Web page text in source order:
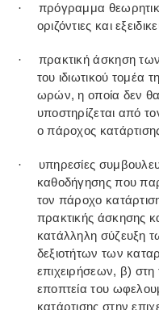
·
πρόγραμμα
οριζόντιες και
·
πρακτική άσκηση
του ιδιωτικού τομέα
ωρών, η οποία δεν θα
υποστηρίζεται από
ο πάροχος
·
υπηρεσίες
καθοδήγησης που
τον πάροχο
πρακτικής άσκησης
κατάλληλη σύζευξη
δεξιοτήτων των
επιχειρήσεων, β)
εποπτεία του
κατάρτισης στην